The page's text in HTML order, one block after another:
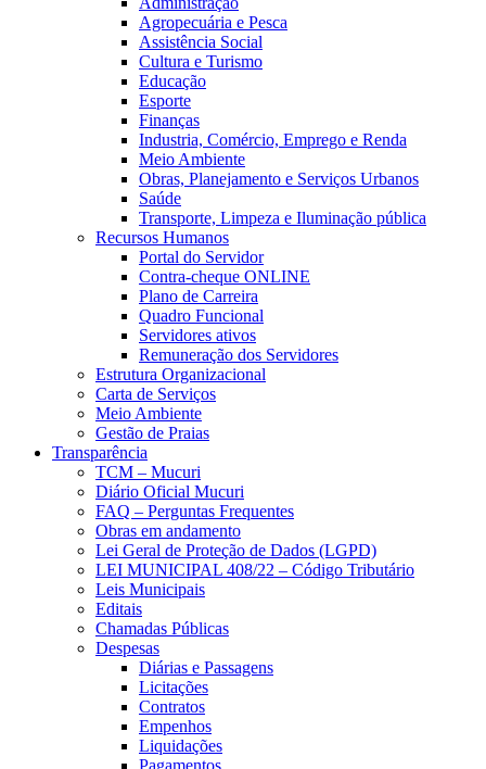
Agropecuária e Pesca
Assistência Social
Cultura e Turismo
Educação
Esporte
Finanças
Industria, Comércio, Emprego e Renda
Meio Ambiente
Obras, Planejamento e Serviços Urbanos
Saúde
Transporte, Limpeza e Iluminação pública
Recursos Humanos
Portal do Servidor
Contra-cheque ONLINE
Plano de Carreira
Quadro Funcional
Servidores ativos
Remuneração dos Servidores
Estrutura Organizacional
Carta de Serviços
Meio Ambiente
Gestão de Praias
Transparência
TCM – Mucuri
Diário Oficial Mucuri
FAQ – Perguntas Frequentes
Obras em andamento
Lei Geral de Proteção de Dados (LGPD)
LEI MUNICIPAL 408/22 – Código Tributário
Leis Municipais
Editais
Chamadas Públicas
Despesas
Diárias e Passagens
Licitações
Contratos
Empenhos
Liquidações
Pagamentos